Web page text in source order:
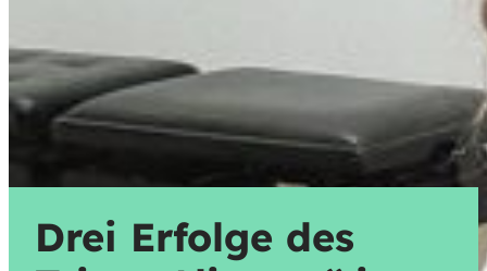
Drei Erfolge des